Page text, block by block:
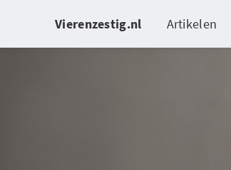
Vierenzestig.nl Artikelen